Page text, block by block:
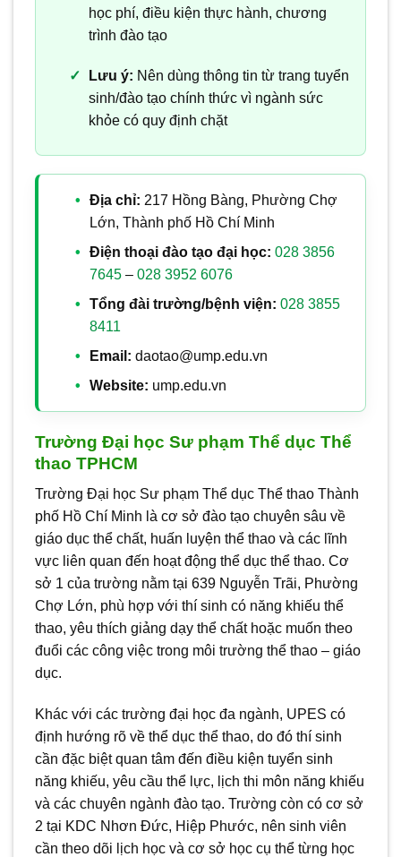
học phí, điều kiện thực hành, chương
trình đào tạo
Lưu ý: Nên dùng thông tin từ trang tuyển
sinh/đào tạo chính thức vì ngành sức
khỏe có quy định chặt
Địa chỉ: 217 Hồng Bàng, Phường Chợ
Lớn, Thành phố Hồ Chí Minh
Điện thoại đào tạo đại học: 028 3856
7645– 028 3952 6076
Tổng đài trường/bệnh viện: 028 3855
8411
Email: daotao@ump.edu.vn
Website: ump.edu.vn
Trường Đại học Sư phạm Thể dục Thể
thao TPHCM
Trường Đại học Sư phạm Thể dục Thể thao Thành
phố Hồ Chí Minh là cơ sở đào tạo chuyên sâu về
giáo dục thể chất, huấn luyện thể thao và các lĩnh
vực liên quan đến hoạt động thể dục thể thao. Cơ
sở 1 của trường nằm tại 639 Nguyễn Trãi, Phường
Chợ Lớn, phù hợp với thí sinh có năng khiếu thể
thao, yêu thích giảng dạy thể chất hoặc muốn theo
đuổi các công việc trong môi trường thể thao – giáo
dục.
Khác với các trường đại học đa ngành, UPES có
định hướng rõ về thể dục thể thao, do đó thí sinh
cần đặc biệt quan tâm đến điều kiện tuyển sinh
năng khiếu, yêu cầu thể lực, lịch thi môn năng khiếu
và các chuyên ngành đào tạo. Trường còn có cơ sở
2 tại KDC Nhơn Đức, Hiệp Phước, nên sinh viên
cần theo dõi lịch học và cơ sở học cụ thể từng học